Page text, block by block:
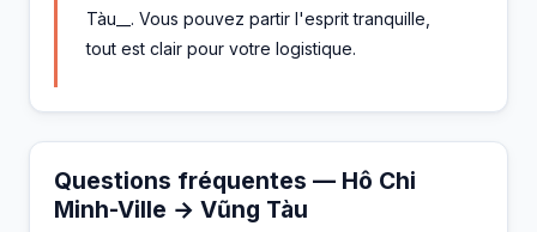
Tàu__. Vous pouvez partir l'esprit tranquille,
tout est clair pour votre logistique.
Questions fréquentes — Hô Chi
Minh-Ville → Vũng Tàu